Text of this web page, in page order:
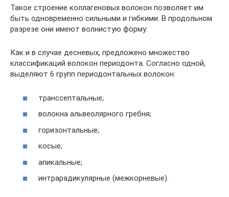
Такое строение коллагеновых волокон позволяет им
быть одновременно сильными и гибкими. В продольном
разрезе они имеют волнистую форму:
Как и в случае десневых, предложено множество
классификаций волокон периодонта. Согласно одной,
выделяют 6 групп периодонтальных волокон:
транссептальные;
волокна альвеолярного гребня;
горизонтальные;
косые;
апикальные;
интрарадикулярные (межкорневые).